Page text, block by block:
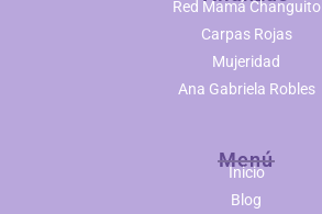
Red Mamá Changuito
Carpas Rojas
Mujeridad
Ana Gabriela Robles
Menú
Inicio
Blog